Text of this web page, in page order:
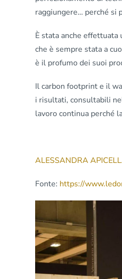
raggiungere… perché si
È stata anche
che è sempre stata a
è il profumo dei suoi
Il carbon footprint e il
i risultati, consultabili
lavoro continua perché
ALESSANDRA
Fonte: https://